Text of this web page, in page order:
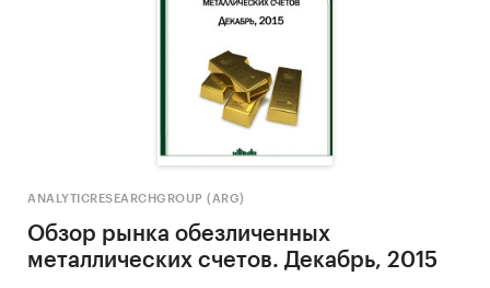
ANALYTICRESEARCHGROUP (ARG)
Обзор рынка обезличенных
металлических счетов. Декабрь, 2015